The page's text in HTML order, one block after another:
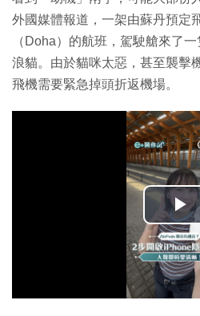
外國媒體報道，一架由蘇丹預定
（Doha）的航班，駕駛艙來了
浪貓。由於貓咪太惡，甚至襲擊
飛機需要緊急掉頭折返機場。